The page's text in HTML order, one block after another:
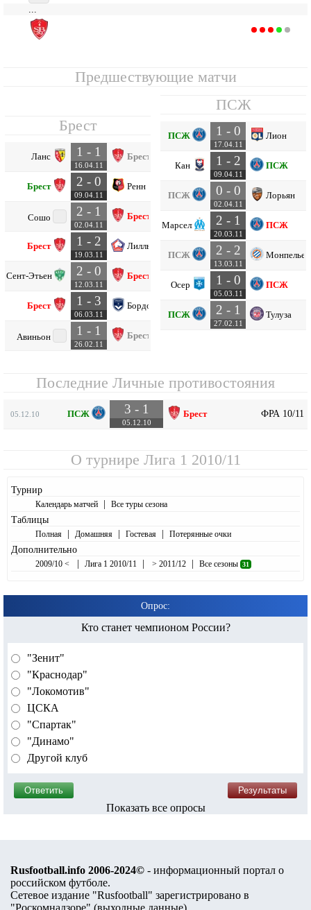
Предшествующие матчи
Брест
Ланс 1 - 1
16.04.11
Брест
Брест 2 - 0
09.04.11
Ренн
Сошо 2 - 1
02.04.11
Брест
Брест 1 - 2
19.03.11
Лилль
Сент-Этьен 2 - 0
12.03.11
Брест
Брест 1 - 3
06.03.11
Бордо
Авиньон 1 - 1
26.02.11
Брест
ПСЖ
ПСЖ 1 - 0
17.04.11
Лион
Кан 1 - 2
09.04.11
ПСЖ
ПСЖ 0 - 0
02.04.11
Лорьян
Марсель 2 - 1
20.03.11
ПСЖ
ПСЖ 2 - 2
13.03.11
Монпелье
Осер 1 - 0
05.03.11
ПСЖ
ПСЖ 2 - 1
27.02.11
Тулуза
Последние Личные противостояния
05.12.10 ПСЖ 3 - 1
05.12.10
Брест ФРА 10/11
О турнире Лига 1 2010/11
Турнир
Календарь матчей | Все туры сезона
Таблицы
Полная | Домашняя | Гостевая | Потерянные очки
Дополнительно
2009/10 < | Лига 1 2010/11 | > 2011/12 | Все сезоны 31
Опрос:
Кто станет чемпионом России?
"Зенит"
"Краснодар"
"Локомотив"
ЦСКА
"Спартак"
"Динамо"
Другой клуб
Показать все опросы
Rusfootball.info 2006-2024© - информационный портал о
российском футболе.
Сетевое издание "Rusfootball" зарегистрировано в
"Роскомнадзоре" (выходные данные).